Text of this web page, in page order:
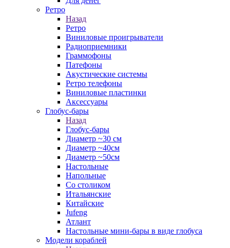
Ретро
Назад
Ретро
Виниловые проигрыватели
Радиоприемники
Граммофоны
Патефоны
Акустические системы
Ретро телефоны
Виниловые пластинки
Аксессуары
Глобус-бары
Назад
Глобус-бары
Диаметр ~30 см
Диаметр ~40см
Диаметр ~50см
Настольные
Напольные
Со столиком
Итальянские
Китайские
Jufeng
Атлант
Настольные мини-бары в виде глобуса
Модели кораблей